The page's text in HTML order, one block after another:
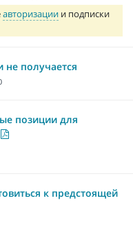
авторизации и подписки
не получается
позиции для
к предстоящей